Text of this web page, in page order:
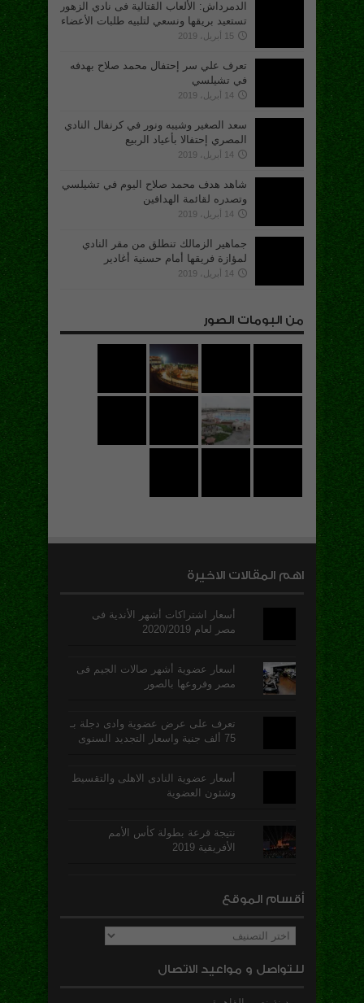
الدمرداش: الألعاب القتالية فى نادي الزهور
تستعيد بريقها ونسعي لتلبيه طلبات الأعضاء
15 أبريل، 2019
تعرف علي سر إحتفال محمد صلاح بهدفه
في تشيلسي
14 أبريل، 2019
سعد الصغير وشيبه ونور في كرنفال النادي
المصري إحتفالا بأعياد الربيع
14 أبريل، 2019
شاهد هدف محمد صلاح اليوم في تشيلسي
وتصدره لقائمة الهدافين
14 أبريل، 2019
جماهير الزمالك تنطلق من مقر النادي
لمؤازة فريقها أمام حسنية أغادير
14 أبريل، 2019
من البومات الصور
اهم المقالات الاخيرة
أسعار اشتراكات أشهر الأندية فى
مصر لعام 2020/2019
اسعار عضوية أشهر صالات الجيم فى
مصر وفروعها بالصور
تعرف على عرض عضوية وادى دجلة بـ
75 ألف جنية واسعار التجديد السنوى
أسعار عضوية النادى الاهلى والتقسيط
وشئون العضوية
نتيجة قرعة بطولة كأس الأمم
الأفريقية 2019
أقسام الموقع
أقسام
الموقع
للتواصل و مواعيد الاتصال